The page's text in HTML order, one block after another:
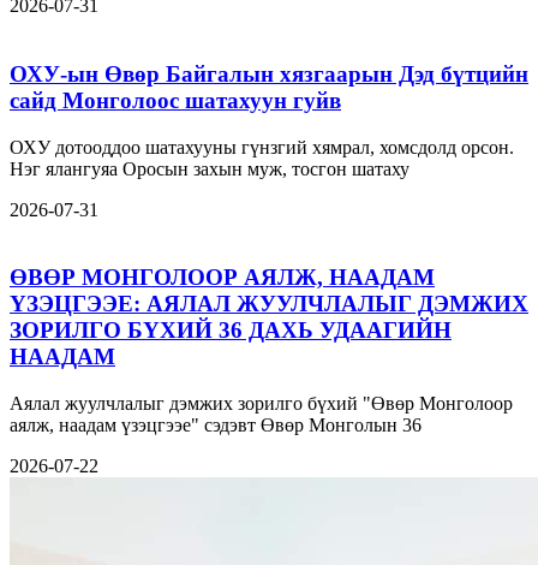
2026-07-31
ОХУ-ын Өвөр Байгалын хязгаарын Дэд бүтцийн
сайд Монголоос шатахуун гуйв
ОХУ дотооддоо шатахууны гүнзгий хямрал, хомсдолд орсон.
Нэг ялангуяа Оросын захын муж, тосгон шатаху
2026-07-31
ӨВӨР МОНГОЛООР АЯЛЖ, НААДАМ
ҮЗЭЦГЭЭЕ: АЯЛАЛ ЖУУЛЧЛАЛЫГ ДЭМЖИХ
ЗОРИЛГО БҮХИЙ 36 ДАХЬ УДААГИЙН
НААДАМ
Аялал жуулчлалыг дэмжих зорилго бүхий "Өвөр Монголоор
аялж, наадам үзэцгээе" сэдэвт Өвөр Монголын 36
2026-07-22